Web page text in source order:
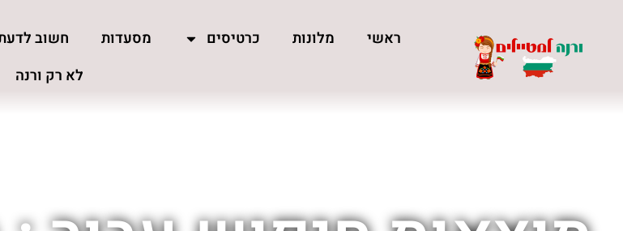
ראשי מלונות כרטיסים מסעדות חשוב
לא רק ורנה